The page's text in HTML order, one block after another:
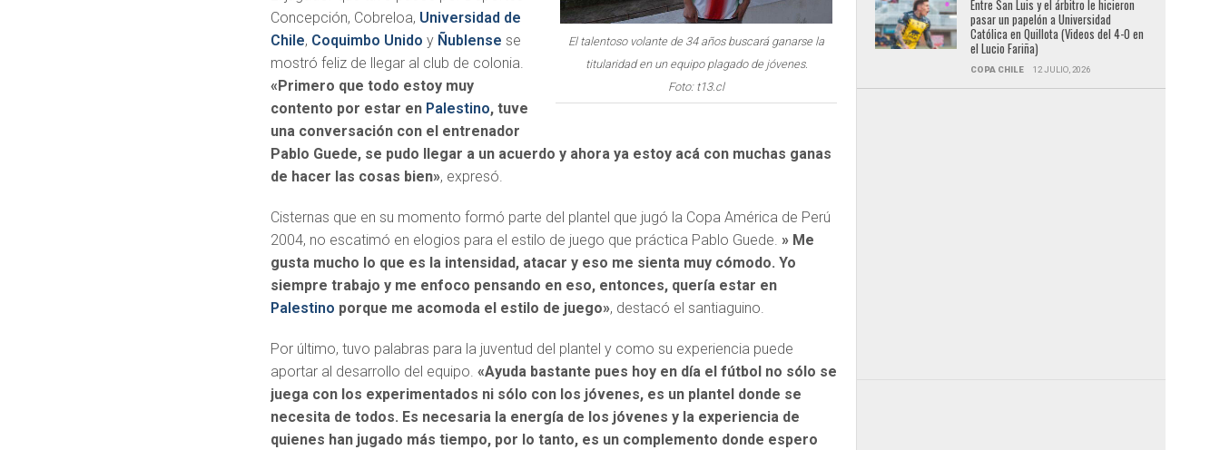
El talentoso volante de 34 años buscará ganarse la
titularidad en un equipo plagado de jóvenes.
Foto: t13.cl
Concepción, Cobreloa, Universidad de
Chile, Coquimbo Unido y Ñublense se
mostró feliz de llegar al club de colonia.
«Primero que todo estoy muy
contento por estar en Palestino, tuve
una conversación con el entrenador
Pablo Guede, se pudo llegar a un acuerdo y ahora ya estoy acá con muchas ganas
de hacer las cosas bien», expresó.
Cisternas que en su momento formó parte del plantel que jugó la Copa América de Perú
2004, no escatimó en elogios para el estilo de juego que práctica Pablo Guede. » Me
gusta mucho lo que es la intensidad, atacar y eso me sienta muy cómodo. Yo
siempre trabajo y me enfoco pensando en eso, entonces, quería estar en
Palestino porque me acomoda el estilo de juego», destacó el santiaguino.
Por último, tuvo palabras para la juventud del plantel y como su experiencia puede
aportar al desarrollo del equipo.«Ayuda bastante pues hoy en día el fútbol no sólo se
juega con los experimentados ni sólo con los jóvenes, es un plantel donde se
necesita de todos. Es necesaria la energía de los jóvenes y la experiencia de
quienes han jugado más tiempo, por lo tanto, es un complemento donde espero
Entre San Luis y el árbitro le hicieron
pasar un papelón a Universidad
Católica en Quillota (Videos del 4-0 en
el Lucio Fariña)
COPA CHILE 12 JULIO, 2026